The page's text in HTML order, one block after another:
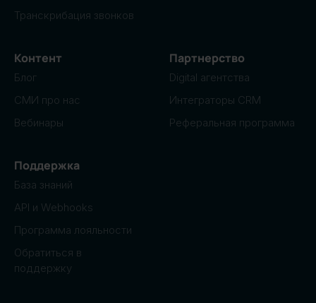
Транскрибация звонков
Контент
Блог
СМИ про нас
Вебинары
Партнерство
Digital агентства
Интеграторы CRM
Реферальная программа
Поддержка
База знаний
API и Webhooks
Программа лояльности
Обратиться в
поддержку